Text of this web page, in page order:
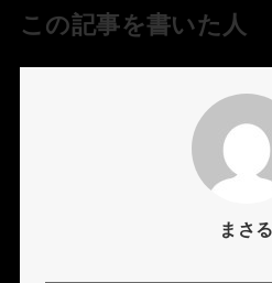
この記事を書いた人
まさる